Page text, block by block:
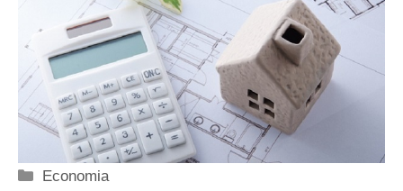
Categorie
Economia